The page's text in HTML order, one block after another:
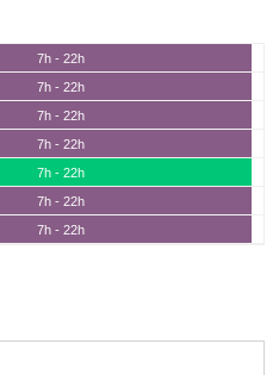
7h - 22h
7h - 22h
7h - 22h
7h - 22h
7h - 22h
7h - 22h
7h - 22h